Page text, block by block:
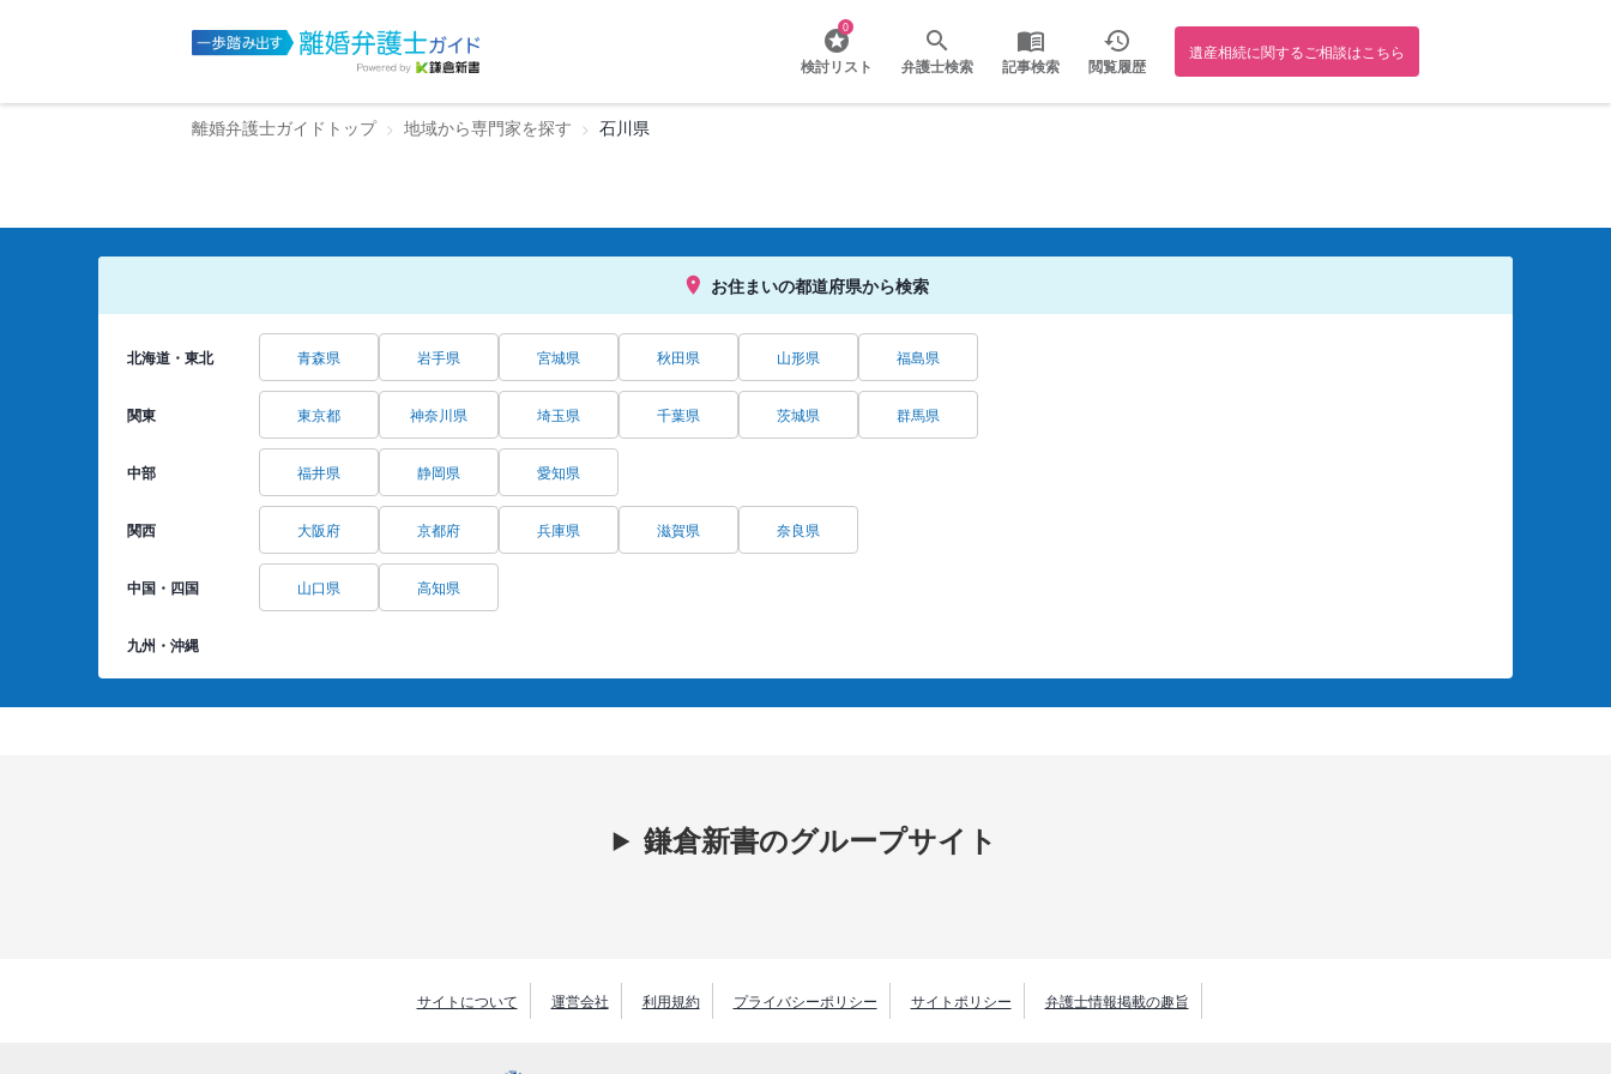
0
検討リスト 弁護士検索 記事検索 閲覧履歴
遺産相続に関するご相談はこちら
離婚弁護士ガイドトップ 地域から専門家を探す 石川県
お住まいの都道府県から検索
北海道・東北 青森県 岩手県 宮城県 秋田県 山形県 福島県
関東 東京都 神奈川県 埼玉県 千葉県 茨城県 群馬県
中部 福井県 静岡県 愛知県
関西 大阪府 京都府 兵庫県 滋賀県 奈良県
中国・四国 山口県 高知県
九州・沖縄
鎌倉新書のグループサイト
サイトについて 運営会社 利用規約 プライバシーポリシー サイトポリシー 弁護士情報掲載の趣旨